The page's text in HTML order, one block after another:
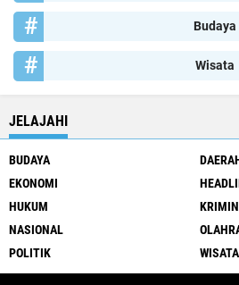
Budaya
Wisata
JELAJAHI
BUDAYA
EKONOMI
HUKUM
NASIONAL
POLITIK
WISATA